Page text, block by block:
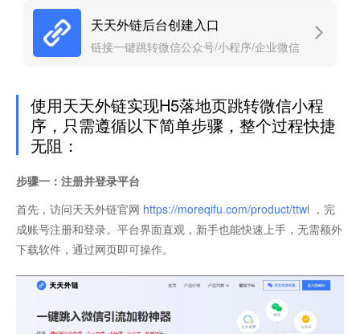
天天外链后台创建入口
链接一键跳转微信公众号/小程序/企业微信
使用天天外链实现H5落地页跳转微信小程
序，只需遵循以下简单步骤，整个过程快捷
无阻：
步骤一：注册并登录平台
首先，访问天天外链官网 https://moreqifu.com/product/ttwl ，完
成账号注册和登录。平台界面直观，新手也能快速上手，无需额外
下载软件，通过网页即可操作。